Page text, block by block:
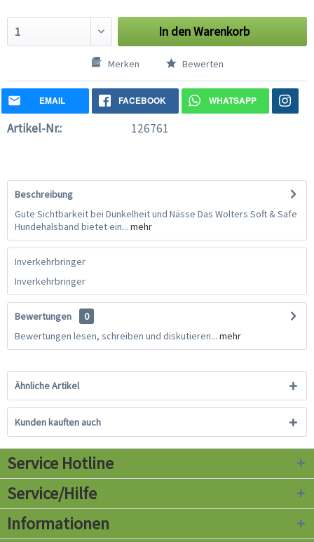
In denWarenkorb
Merken Bewerten
EMAIL FACEBOOK WHATSAPP
Artikel-Nr.: 126761
Beschreibung
Gute Sichtbarkeit bei Dunkelheit und Nässe Das Wolters Soft & Safe
Hundehalsband bietet ein... mehr
Inverkehrbringer
Inverkehrbringer
Bewertungen
0
Bewertungen lesen, schreiben und diskutieren... mehr
Ähnliche Artikel
Kunden kauften auch
Service Hotline
Service/Hilfe
Informationen